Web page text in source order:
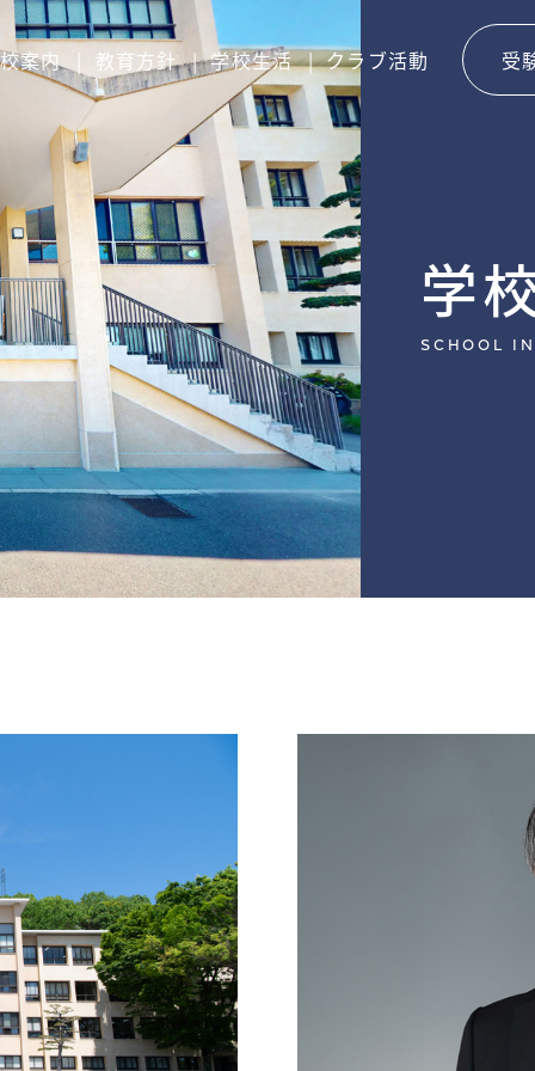
案内 教育方針 学校生活 クラブ活動 受
学
SCHOOL